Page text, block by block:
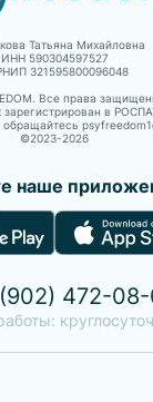
Татьяна Михайловна
ИНН 590304597527
321595800096048
Все права
зарегистрирован в
©2023-2026
наше
472-